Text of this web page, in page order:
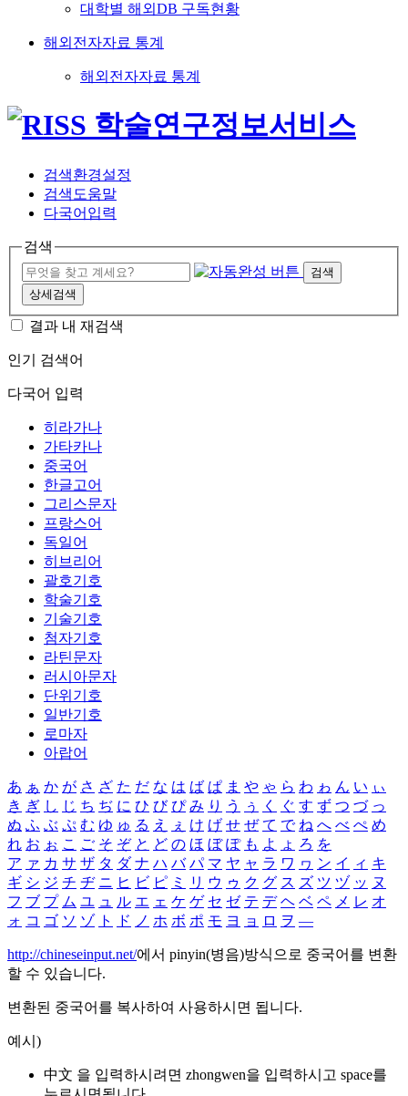
대학별 해외DB 구독현황
해외전자자료 통계
해외전자자료 통계
검색환경설정
검색도움말
다국어입력
검색
검색
상세검색
결과 내 재검색
인기 검색어
다국어 입력
히라가나
가타카나
중국어
한글고어
그리스문자
프랑스어
독일어
히브리어
괄호기호
학술기호
기술기호
첨자기호
라틴문자
러시아문자
단위기호
일반기호
로마자
아랍어
あ ぁ か が さ ざ た だ な は ば ぱ ま や ゃ ら わ ゎ ん い ぃ
き ぎ し じ ち ぢ に ひ び ぴ み り う ぅ く ぐ す ず つ づ っ
ぬ ふ ぶ ぷ む ゆ ゅ る え ぇ け げ せ ぜ て で ね へ べ ぺ め
れ お ぉ こ ご そ ぞ と ど の ほ ぼ ぽ も よ ょ ろ を
ア ァ カ サ ザ タ ダ ナ ハ バ パ マ ヤ ャ ラ ワ ヮ ン イ ィ キ
ギ シ ジ チ ヂ ニ ヒ ビ ピ ミ リ ウ ゥ ク グ ス ズ ツ ヅ ッ ヌ
フ ブ プ ム ユ ュ ル エ ェ ケ ゲ セ ゼ テ デ ヘ ベ ペ メ レ オ
ォ コ ゴ ソ ゾ ト ド ノ ホ ボ ポ モ ヨ ョ ロ ヲ ―
http://chineseinput.net/에서 pinyin(병음)방식으로 중국어를 변환
할 수 있습니다.
변환된 중국어를 복사하여 사용하시면 됩니다.
예시)
中文 을 입력하시려면 zhongwen을 입력하시고 space를